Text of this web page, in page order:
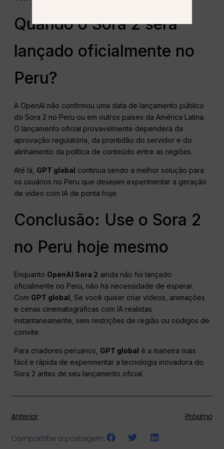
Quando o Sora 2 será
lançado oficialmente no
Peru?
A OpenAI não confirmou uma data de lançamento público
do Sora 2 no Peru ou em outros países da América Latina.
O lançamento oficial provavelmente dependerá da
aprovação regulatória, da prontidão do servidor e do
alinhamento da política de conteúdo entre as regiões.
Até lá, GPT global continua sendo a melhor solução para
os usuários no Peru que desejam experimentar a geração
de vídeo com IA de ponta hoje.
Conclusão: Use o Sora 2
no Peru hoje mesmo
Enquanto OpenAI Sora 2 ainda não foi lançado
oficialmente no Peru, não há necessidade de esperar.
Com GPT global , Se você quiser criar vídeos, animações
e cenas cinematográficas com IA realistas
instantaneamente, sem restrições de região ou códigos de
convite.
Para criadores peruanos, GPT global é a maneira mais
fácil e rápida de experimentar a tecnologia inovadora do
Sora 2 antes de seu lançamento oficial.
Anterior Próximo
Compartilhe a postagem: